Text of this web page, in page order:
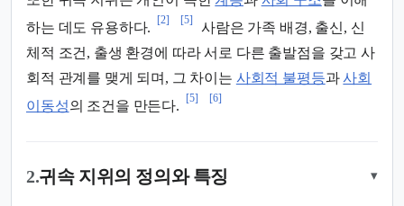
하는 데도 유용하다.
[2] [5]
사람은 가족 배경, 출신, 신
체적 조건, 출생 환경에 따라 서로 다른 출발점을 갖고 사
회적 관계를 맺게 되며, 그 차이는 사회적 불평등과사회
이동성의 조건을 만든다.
[5] [6]
2.귀속 지위의 정의와 특징 ▾